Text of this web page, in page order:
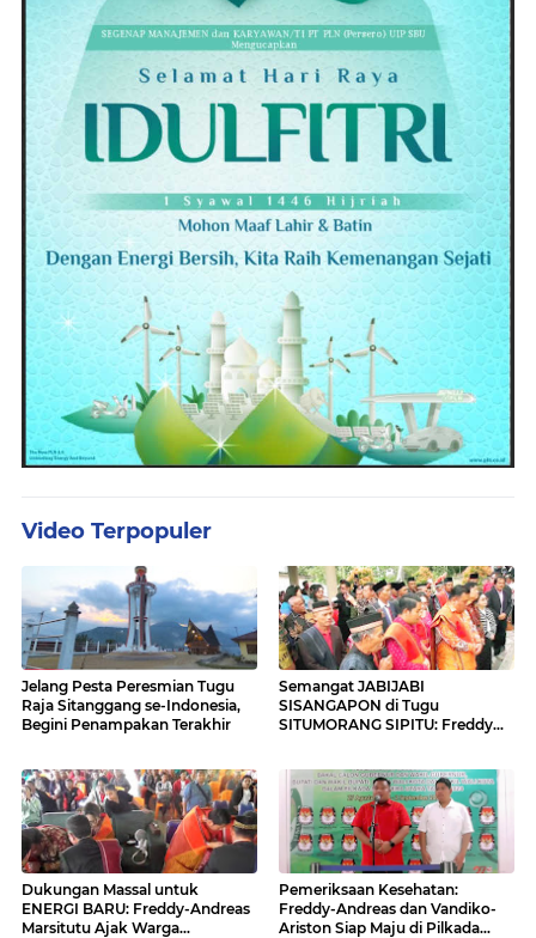
Video Terpopuler
Jelang Pesta Peresmian Tugu
Raja Sitanggang se-Indonesia,
Begini Penampakan Terakhir
Semangat JABIJABI
SISANGAPON di Tugu
SITUMORANG SIPITU: Freddy
Dukungan Massal untuk
ENERGI BARU: Freddy-Andreas
Marsitutu Ajak Warga
Pemeriksaan Kesehatan:
Freddy-Andreas dan Vandiko-
Ariston Siap Maju di Pilkada